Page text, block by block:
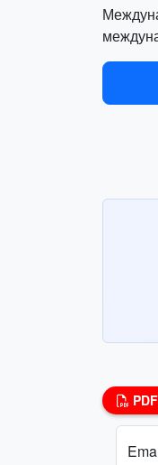
PDF